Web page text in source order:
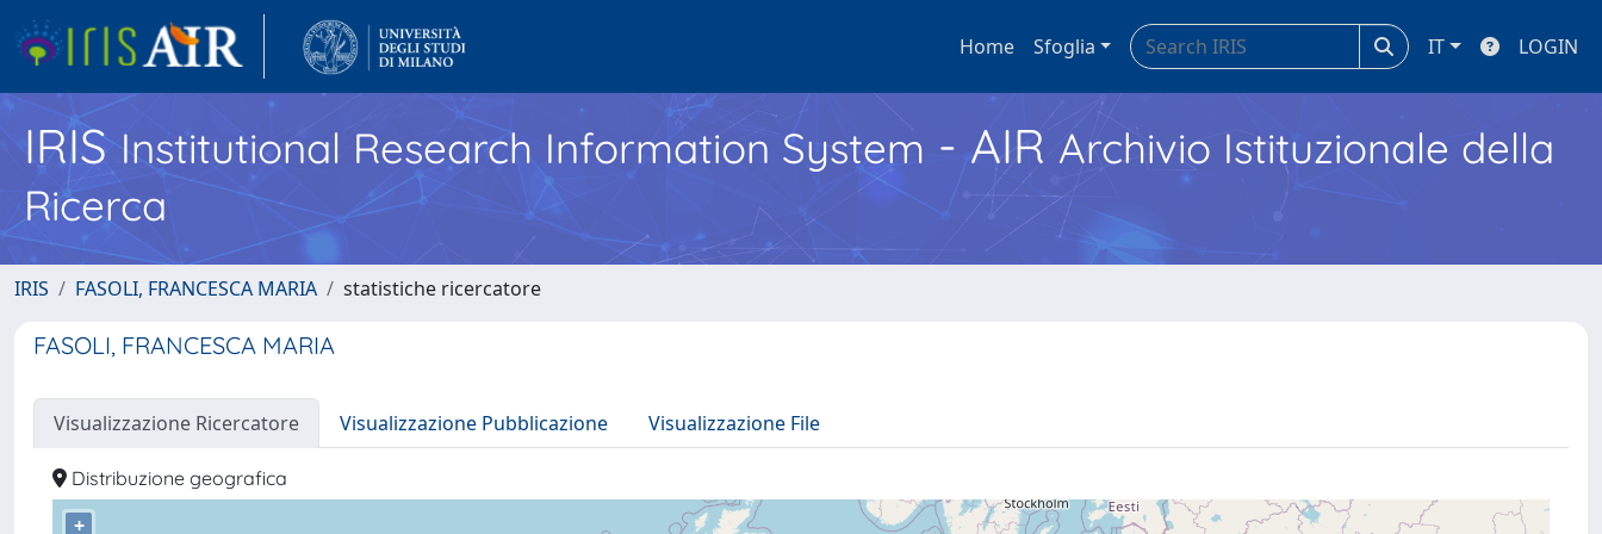
Home Sfoglia IT LOGIN
IRISInstitutional Research Information System - AIR Archivio Istituzionale della
Ricerca
IRIS FASOLI, FRANCESCA MARIA statistiche ricercatore
FASOLI, FRANCESCA MARIA
Visualizzazione Ricercatore Visualizzazione Pubblicazione Visualizzazione File
Distribuzione geografica
+